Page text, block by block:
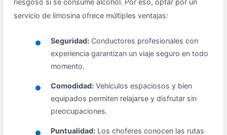
servicio de limosina ofrece múltiples ventajas:
Seguridad: Conductores profesionales con
experiencia garantizan un viaje seguro en todo
momento.
Comodidad: Vehículos espaciosos y bien
equipados permiten relajarse y disfrutar sin
preocupaciones.
Puntualidad: Los choferes conocen las rutas